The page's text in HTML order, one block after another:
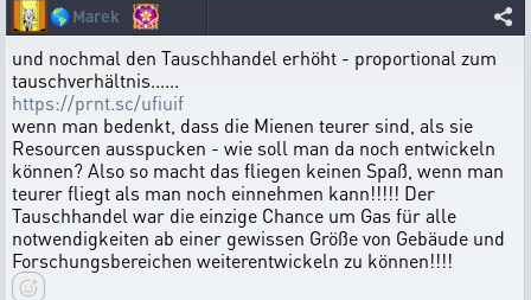
🌎Marek
und nochmal den Tauschhandel erhöht - proportional zum
tauschverhältnis......
https://prnt.sc/ufiuif
wenn man bedenkt, dass die Mienen teurer sind, als sie
Resourcen ausspucken - wie soll man da noch entwickeln
können? Also so macht das fliegen keinen Spaß, wenn man
teurer fliegt als man noch einnehmen kann!!!!! Der
Tauschhandel war die einzige Chance um Gas für alle
notwendigkeiten ab einer gewissen Größe von Gebäude und
Forschungsbereichen weiterentwickeln zu können!!!!